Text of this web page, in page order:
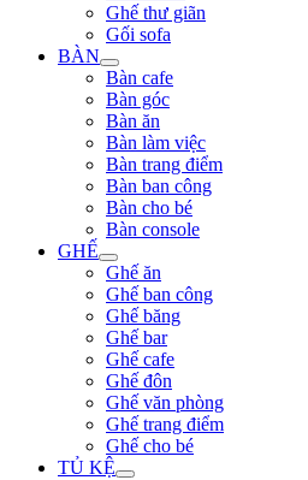
Ghế thư giãn
Gối sofa
BÀN
Bàn cafe
Bàn góc
Bàn ăn
Bàn làm việc
Bàn trang điểm
Bàn ban công
Bàn cho bé
Bàn console
GHẾ
Ghế ăn
Ghế ban công
Ghế băng
Ghế bar
Ghế cafe
Ghế đôn
Ghế văn phòng
Ghế trang điểm
Ghế cho bé
TỦ KỆ